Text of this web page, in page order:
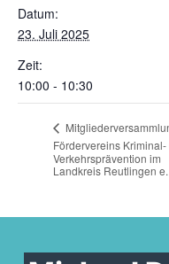
Datum:
23. Juli 2025
Zeit:
10:00 - 10:30
Fördervereins Kriminal-
Verkehrsprävention im
Landkreis Reutlingen e.